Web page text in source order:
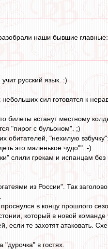
наши бывшие
русский язык. :)
сил готовятся к
билеты встанут местному
"пирог с бульоном". ;)
обитателей, "нехилую
это маленькое чудо"". -)
слили грекам и испанцам без
из России". Так
в концу прошлого
который в новой
те захотят атаковать.
в гостях.